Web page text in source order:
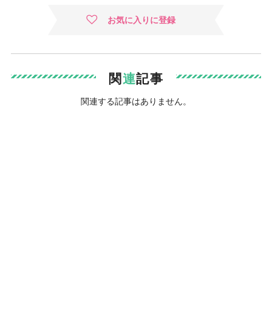
お気に入りに登録
関連記事
関連する記事はありません。